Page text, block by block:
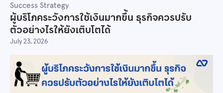
Success Strategy
ผู้บริโภคระวังการใช้เงินมากขึ้น ธุรกิจควรปรับ
ตัวอย่างไรให้ยังเติบโตได้
July 23, 2026